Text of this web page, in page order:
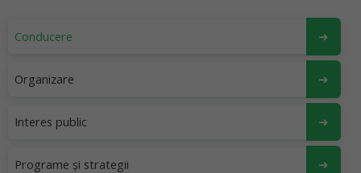
Conducere
Organizare
Interes public
Programe și strategii